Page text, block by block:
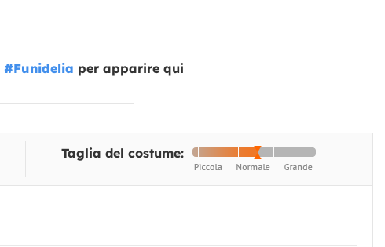
#Funidelia per apparire qui
Taglia del costume: